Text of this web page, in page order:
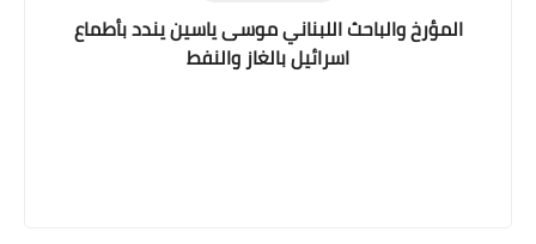
المؤرخ والباحث اللبناني موسى ياسين يندد بأطماع
اسرائيل بالغاز والنفط